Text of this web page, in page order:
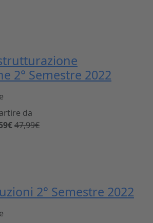
2° Semestre 2022
da
47,99€
2° Semestre 2022